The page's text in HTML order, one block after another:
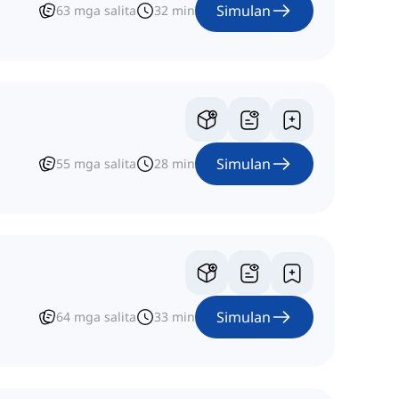
63 mga salita 32 min Simulan
55 mga salita 28 min Simulan
64 mga salita 33 min Simulan